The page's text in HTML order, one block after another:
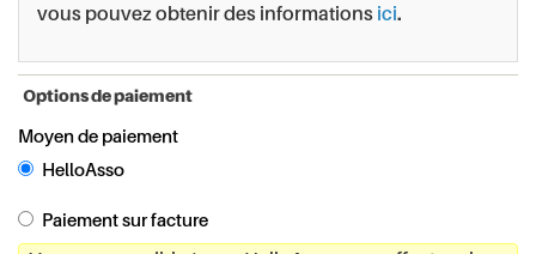
vous pouvez obtenir des informations ici.
Options de paiement
Moyen de paiement
HelloAsso
Paiement sur facture